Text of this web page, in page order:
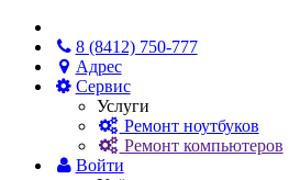
8 (8412) 750-777
Адрес
Сервис
Услуги
Ремонт ноутбуков
Ремонт компьютеров
Войти